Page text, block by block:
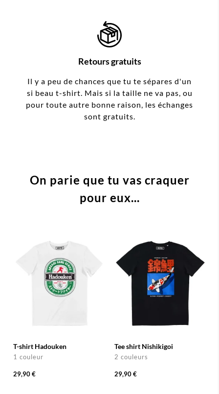
Retours gratuits
Il y a peu de chances que tu te sépares d'un
si beau t-shirt. Mais si la taille ne va pas, ou
pour toute autre bonne raison, les échanges
sont gratuits.
On parie que tu vas craquer
pour eux...
T-shirt Hadouken
1 couleur
29,90 €
Tee shirt Nishikigoi
2 couleurs
29,90 €